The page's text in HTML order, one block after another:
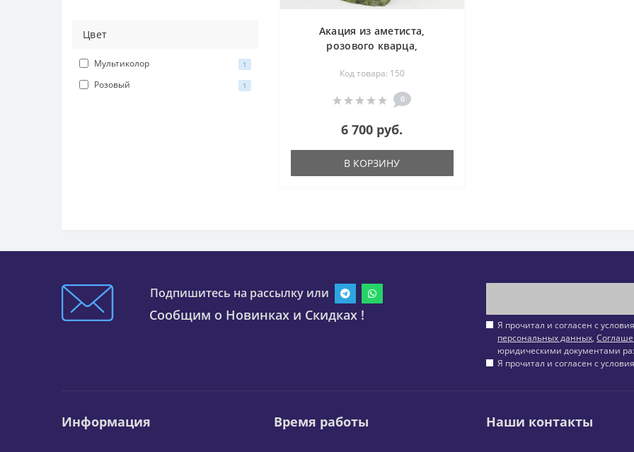
Цвет
Мультиколор 1
Розовый 1
Акация из аметиста,
розового кварца,
символ возрождения -
дерево счастья
Код товара: 150
0
6 700 руб.
В КОРЗИНУ
Подпишитесь на рассылку или
Сообщим о Новинках и Скидках !
Я прочитал и согласен с
персональных данных,
юридическими документами
Я прочитал и согласен с
Информация Время работы Наши контакты